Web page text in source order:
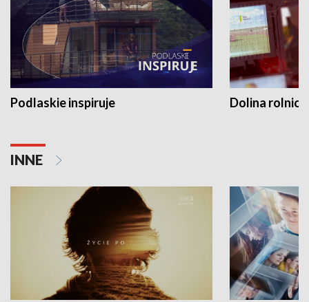
Podlaskie inspiruje Dolina
INNE